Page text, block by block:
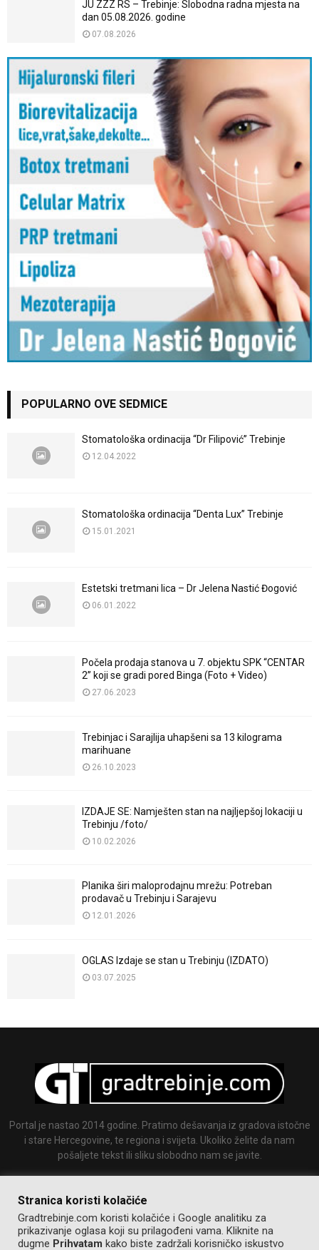
JU ZZZ RS – Trebinje: Slobodna radna mjesta na
dan 05.08.2026. godine
07.08.2026
POPULARNO OVE SEDMICE
Stomatološka ordinacija “Dr Filipović” Trebinje
12.04.2022
Stomatološka ordinacija “Denta Lux” Trebinje
15.01.2021
Estetski tretmani lica – Dr Jelena Nastić Đogović
06.01.2022
Počela prodaja stanova u 7. objektu SPK “CENTAR
2” koji se gradi pored Binga (Foto + Video)
27.06.2023
Trebinjac i Sarajlija uhapšeni sa 13 kilograma
marihuane
26.10.2023
IZDAJE SE: Namješten stan na najljepšoj lokaciji u
Trebinju /foto/
10.02.2026
Planika širi maloprodajnu mrežu: Potreban
prodavač u Trebinju i Sarajevu
12.01.2026
OGLAS Izdaje se stan u Trebinju (IZDATO)
03.07.2025
Portal je nastao 2014 godine. Pratimo dešavanja iz gradova istočne
i stare Hercegovine, te regiona i svijeta. Ukoliko želite da nam
pošaljete tekst ili sliku slobodno nam se javite.
Stranica koristi kolačiće
Gradtrebinje.com koristi kolačiće i Google analitiku za
prikazivanje oglasa koji su prilagođeni vama. Kliknite na
dugme Prihvatam kako biste zadržali korisničko iskustvo